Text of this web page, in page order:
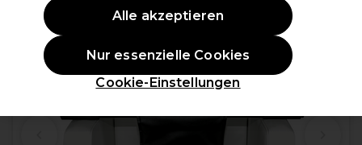
Cookie-Einstellungen
Nur essenzielle Cookies
Alle akzeptieren